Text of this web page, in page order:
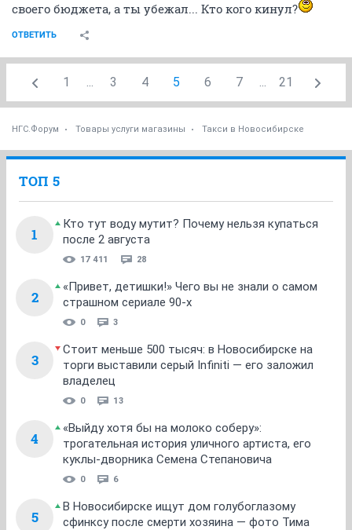
своего бюджета, а ты убежал... Кто кого кинул?
ОТВЕТИТЬ
1 ... 3 4 5 6 7 ... 21
НГС.Форум Товары услуги магазины Такси в Новосибирске
ТОП 5
1
Кто тут воду мутит? Почему нельзя купаться
после 2 августа
17 411 28
2
«Привет, детишки!» Чего вы не знали о самом
страшном сериале 90-х
0 3
3
Стоит меньше 500 тысяч: в Новосибирске на
торги выставили серый Infiniti — его заложил
владелец
0 13
4
«Выйду хотя бы на молоко соберу»:
трогательная история уличного артиста, его
куклы-дворника Семена Степановича
0 6
5
В Новосибирске ищут дом голубоглазому
сфинксу после смерти хозяина — фото Тима